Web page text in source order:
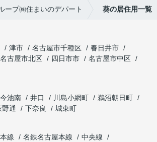
ープ㈱住まいのデパート 葵の居住用一覧
津市 名古屋市千種区
春日井市
名古屋市北区 四日市市
名古屋市中区
今池南 井口 川島小網町
鵜沼朝日町
野通 下奈良
城東町
線 名鉄名古屋本線
中央線